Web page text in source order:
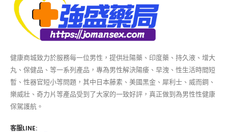
健康商城致力於服務每一位男性，提供壯陽藥、印度藥、持久液、增大
丸、保健品、等一系列產品，專為男性解決陽痿、早洩、性生活時間短
暫、性器官短小等問題，其中日本藤素、美國黑金、犀利士、威而鋼、
樂威壯、奇力片等產品受到了大家的一致好評，真正做到為男性性健康
保駕護航。
客服LINE: